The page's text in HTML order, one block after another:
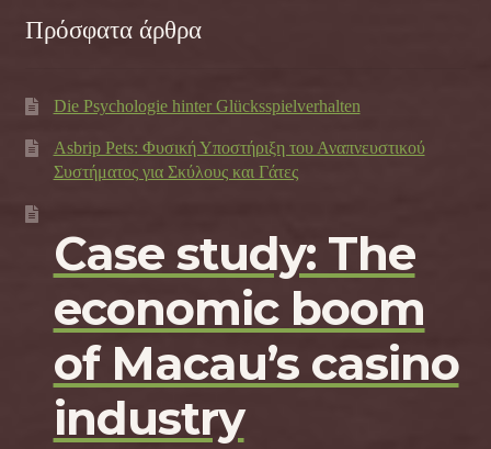
Πρόσφατα άρθρα
Die Psychologie hinter Glücksspielverhalten
Asbrip Pets: Φυσική Υποστήριξη του Αναπνευστικού
Συστήματος για Σκύλους και Γάτες
Case study: The
economic boom
of Macau’s casino
industry